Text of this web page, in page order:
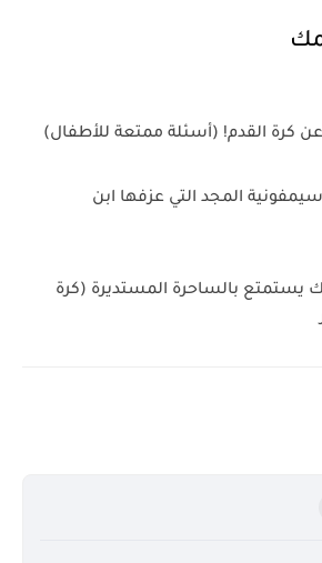
كرة القدم! (أسئلة ممتعة للأطفال)
المجد التي عزفها ابن
بالساحرة المستديرة (كرة